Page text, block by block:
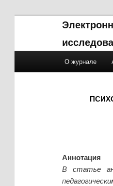
Skip to
Skip to
О журнале
Аннотация
В статье